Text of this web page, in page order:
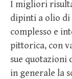
I migliori
dipinti a olio
complesso e
pittorica, con
sue quotazioni
in generale la